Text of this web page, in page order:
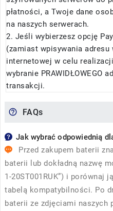
płatności, a Twoje dane
na naszych serwerach.
2. Jeśli wybierzesz opcję
(zamiast wpisywania adresu
internetowej w celu
wybranie PRAWIDŁOWEGO
transakcji.
FAQs
Jak wybrać odpowiednią
Przed zakupem baterii
baterii lub dokładną nazwę
1-20ST001RUK”) i porównaj
tabelą kompatybilności. Po
baterii ze zdjęciami naszych